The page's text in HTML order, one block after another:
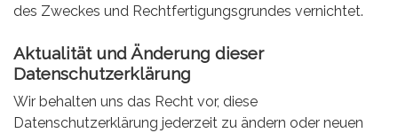
des Zweckes und Rechtfertigungsgrundes vernichtet.
Aktualität und Änderung dieser
Datenschutzerklärung
Wir behalten uns das Recht vor, diese
Datenschutzerklärung jederzeit zu ändern oder neuen